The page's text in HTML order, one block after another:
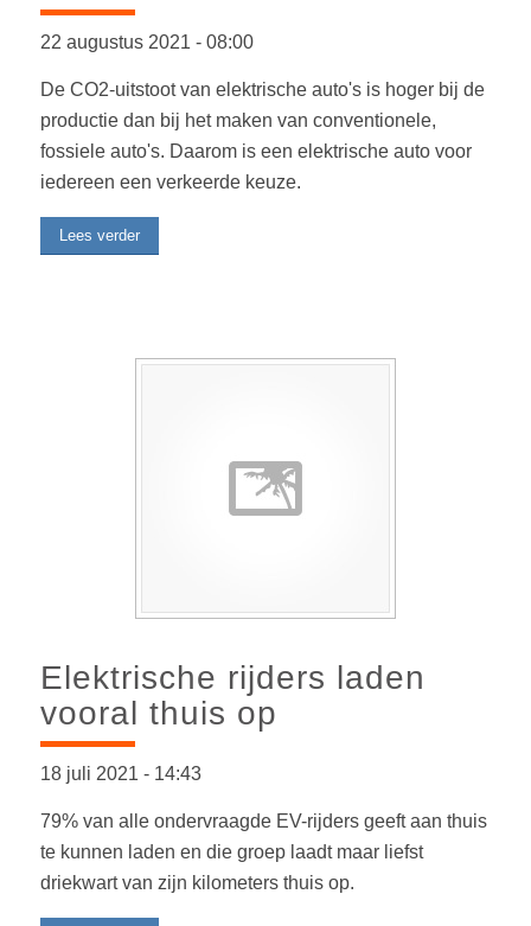
22 augustus 2021 -08:00
De CO2-uitstoot van elektrische auto's is hoger bij de
productie dan bij het maken van conventionele,
fossiele auto's. Daarom is een elektrische auto voor
iedereen een verkeerde keuze.
Lees verder
Elektrische rijders laden
vooral thuis op
18 juli 2021 -14:43
79% van alle ondervraagde EV-rijders geeft aan thuis
te kunnen laden en die groep laadt maar liefst
driekwart van zijn kilometers thuis op.